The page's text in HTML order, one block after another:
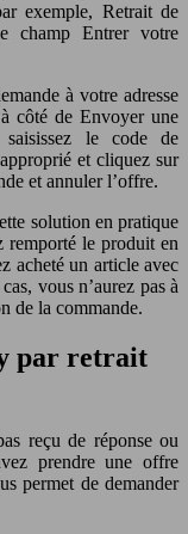
exemple, Retrait de
champ Entrer votre
à votre adresse
côté de Envoyer une
le code de
et cliquez sur
et annuler l’offre.
solution en pratique
remporté le produit en
acheté un article avec
vous n’aurez pas à
de la commande.
par retrait
reçu de réponse ou
prendre une offre
permet de demander